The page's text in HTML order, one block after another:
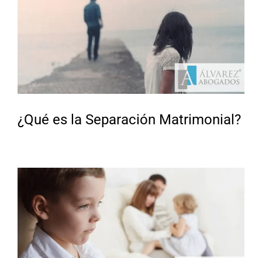
¿Qué es la Separación Matrimonial?